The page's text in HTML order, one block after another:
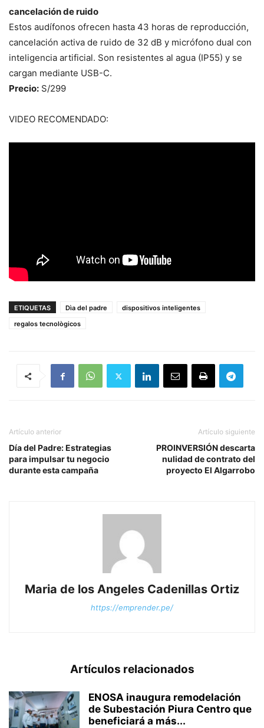
cancelación de ruido
Estos audífonos ofrecen hasta 43 horas de reproducción,
cancelación activa de ruido de 32 dB y micrófono dual con
inteligencia artificial. Son resistentes al agua (IP55) y se
cargan mediante USB-C.
Precio: S/299
VIDEO RECOMENDADO:
ETIQUETAS Dìa del padre
dispositivos inteligentes
regalos tecnològicos
Artículo anterior
Día del Padre: Estrategias
para impulsar tu negocio
durante esta campaña
Artículo siguiente
PROINVERSIÓN descarta
nulidad de contrato del
proyecto El Algarrobo
Maria de los Angeles Cadenillas Ortiz
https://emprender.pe/
Artículos relacionados
ENOSA inaugura remodelación
de Subestación Piura Centro que
beneficiará a más...